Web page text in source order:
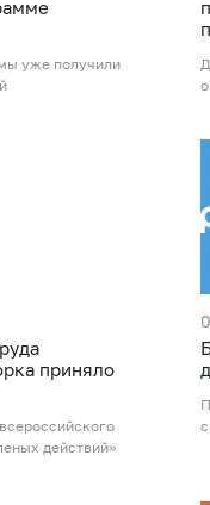
уже получили
приняло
действий»